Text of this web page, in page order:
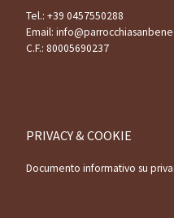
Tel.: +39 0457550288
Email:
C.F.: 80005690237
PRIVACY & COOKIE
Documento informativo su